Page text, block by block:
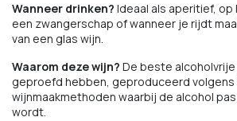
Wanneer drinken? Ideaal als aperitief,
een zwangerschap of wanneer je rijdt
van een glas wijn.
Waarom deze wijn? De beste
geproefd hebben, geproduceerd
wijnmaakmethoden waarbij de alcohol
wordt.